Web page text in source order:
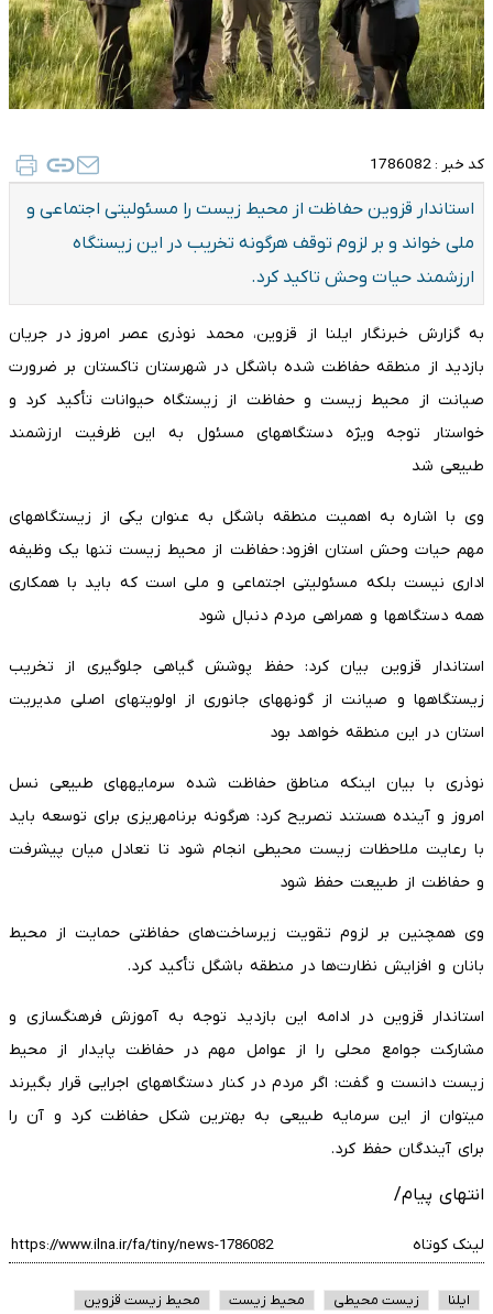
کد خبر : 1786082
استاندار قزوین حفاظت از محیط زیست را مسئولیتی اجتماعی و
ملی خواند و بر لزوم توقف هرگونه تخریب در این زیستگاه
ارزشمند حیات وحش تاکید کرد.
به گزارش خبرنگار ایلنا از قزوین، محمد نوذری عصر امروز در جریان
بازدید از منطقه حفاظت شده باشگل در شهرستان تاکستان بر ضرورت
صیانت از محیط زیست و حفاظت از زیستگاه حیوانات تأکید کرد و
خواستار توجه ویژه دستگاههای مسئول به این ظرفیت ارزشمند
طبیعی شد
وی با اشاره به اهمیت منطقه باشگل به عنوان یکی از زیستگاههای
مهم حیات وحش استان افزود: حفاظت از محیط زیست تنها یک وظیفه
اداری نیست بلکه مسئولیتی اجتماعی و ملی است که باید با همکاری
همه دستگاهها و همراهی مردم دنبال شود
استاندار قزوین بیان کرد: حفظ پوشش گیاهی جلوگیری از تخریب
زیستگاهها و صیانت از گونههای جانوری از اولویتهای اصلی مدیریت
استان در این منطقه خواهد بود
نوذری با بیان اینکه مناطق حفاظت شده سرمایههای طبیعی نسل
امروز و آینده هستند تصریح کرد: هرگونه برنامهریزی برای توسعه باید
با رعایت ملاحظات زیست محیطی انجام شود تا تعادل میان پیشرفت
و حفاظت از طبیعت حفظ شود
وی همچنین بر لزوم تقویت زیرساخت‌های حفاظتی حمایت از محیط
بانان و افزایش نظارت‌ها در منطقه باشگل تأکید کرد.
استاندار قزوین در ادامه این بازدید توجه به آموزش فرهنگسازی و
مشارکت جوامع محلی را از عوامل مهم در حفاظت پایدار از محیط
زیست دانست و گفت: اگر مردم در کنار دستگاههای اجرایی قرار بگیرند
میتوان از این سرمایه طبیعی به بهترین شکل حفاظت کرد و آن را
برای آیندگان حفظ کرد.
انتهای پیام/
لینک کوتاه
ایلنا زیست محیطی محیط زیست محیط زیست قزوین